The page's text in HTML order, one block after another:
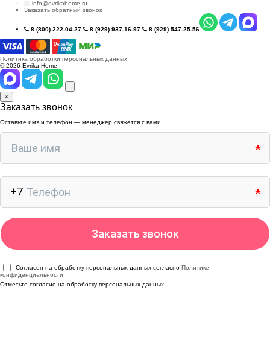
info@evrikahome.ru
Заказать обратный звонок
8 (800) 222-04-27 8 (929) 937-16-97 8 (929) 547-25-56
Политика обработки персональных данных
© 2026 Evrika Home
×
Заказать звонок
Оставьте имя и телефон — менеджер свяжется с вами.
Согласен на обработку персональных данных согласно Политике
конфиденциальности
Отметьте согласие на обработку персональных данных